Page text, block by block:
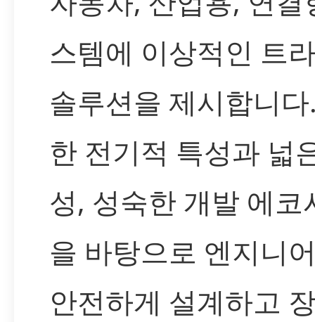
스템에 이상적인 트
솔루션을 제시합니
한 전기적 특성과 넓
성, 성숙한 개발 에코
을 바탕으로 엔지니
안전하게 설계하고